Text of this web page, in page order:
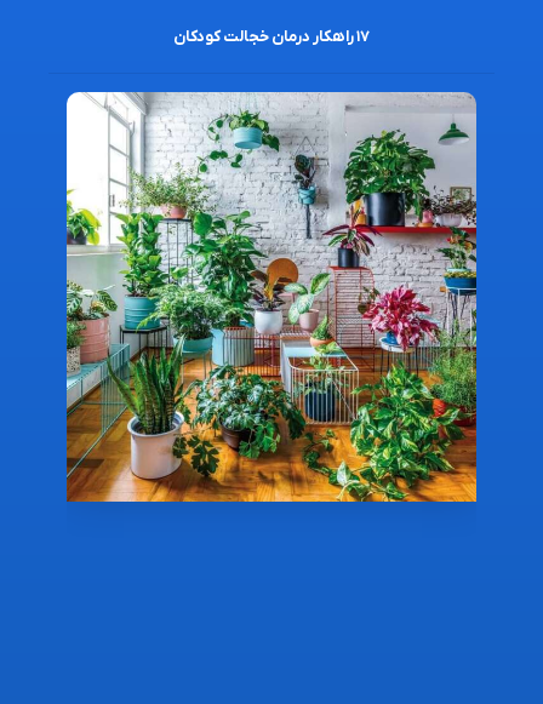
۱۷ راهکار درمان خجالت کودکان